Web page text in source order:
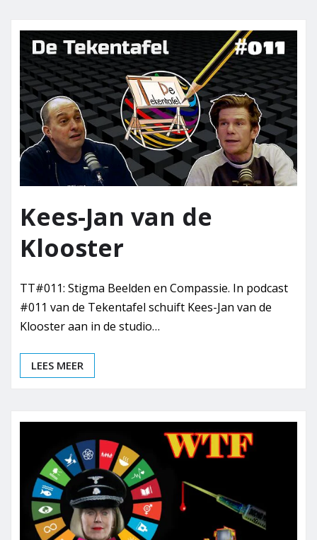
Kees-Jan van de
Klooster
TT#011: Stigma Beelden en Compassie. In podcast
#011 van de Tekentafel schuift Kees-Jan van de
Klooster aan in de studio…
LEES MEER